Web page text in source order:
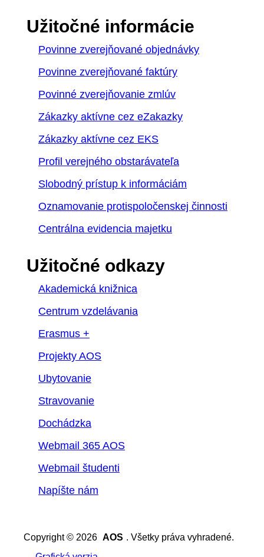
Užitočné informácie
Povinne zverejňované objednávky
Povinne zverejňované faktúry
Povinné zverejňovanie zmlúv
Zákazky aktívne cez eZakazky
Zákazky aktívne cez EKS
Profil verejného obstarávateľa
Slobodný prístup k informáciám
Oznamovanie protispoločenskej činnosti
Centrálna evidencia majetku
Užitočné odkazy
Akademická knižnica
Centrum vzdelávania
Erasmus +
Projekty AOS
Ubytovanie
Stravovanie
Dochádzka
Webmail 365 AOS
Webmail študenti
Napíšte nám
Copyright © 2026 AOS . Všetky práva vyhradené.